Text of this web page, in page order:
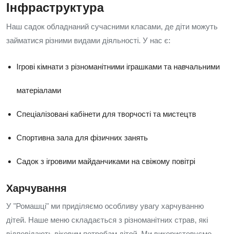
Інфраструктура
Наш садок обладнаний сучасними класами, де діти можуть
займатися різними видами діяльності. У нас є:
Ігрові кімнати з різноманітними іграшками та навчальними
матеріалами
Спеціалізовані кабінети для творчості та мистецтв
Спортивна зала для фізичних занять
Садок з ігровими майданчиками на свіжому повітрі
Харчування
У "Ромашці" ми приділяємо особливу увагу харчуванню
дітей. Наше меню складається з різноманітних страв, які